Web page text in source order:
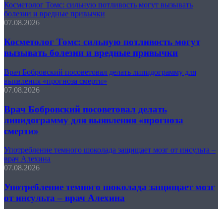
Косметолог Томс: сильную потливость могут вызывать
болезни и вредные привычки
07.08.2026
Косметолог Томс: сильную потливость могут
вызывать болезни и вредные привычки
Врач Бобровский посоветовал делать липидограмму для
выявления «прогноза смерти»
07.08.2026
Врач Бобровский посоветовал делать
липидограмму для выявления «прогноза
смерти»
Употребление темного шоколада защищает мозг от инсульта –
врач Алехина
07.08.2026
Употребление темного шоколада защищает мозг
от инсульта – врач Алехина